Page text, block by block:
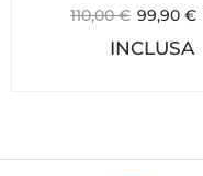
110,00€ 99,90€
INCLUSA